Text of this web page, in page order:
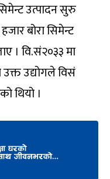
उत्पादन सुरु
बोरा सिमेन्ट
। वि.सं२०३३ मा
उद्योगले विसं
थियो ।